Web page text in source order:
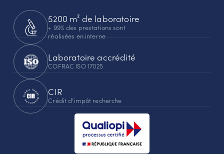
5200 m² de laboratoire
+ 99% des prestations sont
réalisées en interne
Laboratoire accrédité
COFRAC ISO 17025
CIR
Crédit d'impôt recherche